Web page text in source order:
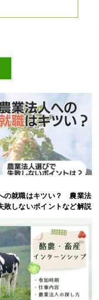
の就職はキツい？ 農業法
敗しないポイントなど解説